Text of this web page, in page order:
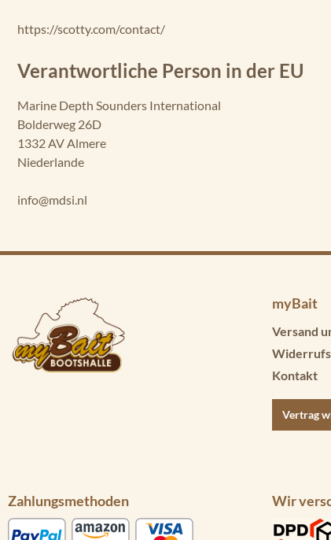
https://scotty.com/contact/
Verantwortliche Person in der EU
Marine Depth Sounders International
Bolderweg 26D
1332 AV Almere
Niederlande
info@mdsi.nl
myBait
Versand
Kontakt
Vertrag
Zahlungsmethoden Wir